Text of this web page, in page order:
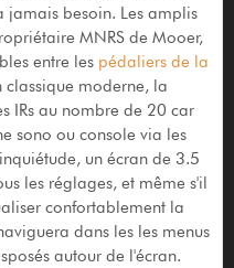
jamais besoin. Les amplis
MNRS de Mooer,
entre les pédaliers de la
classique moderne, la
IRs au nombre de 20 car
sono ou console via les
un écran de 3.5
les réglages, et même s'il
confortablement la
dans les les menus
autour de l'écran.